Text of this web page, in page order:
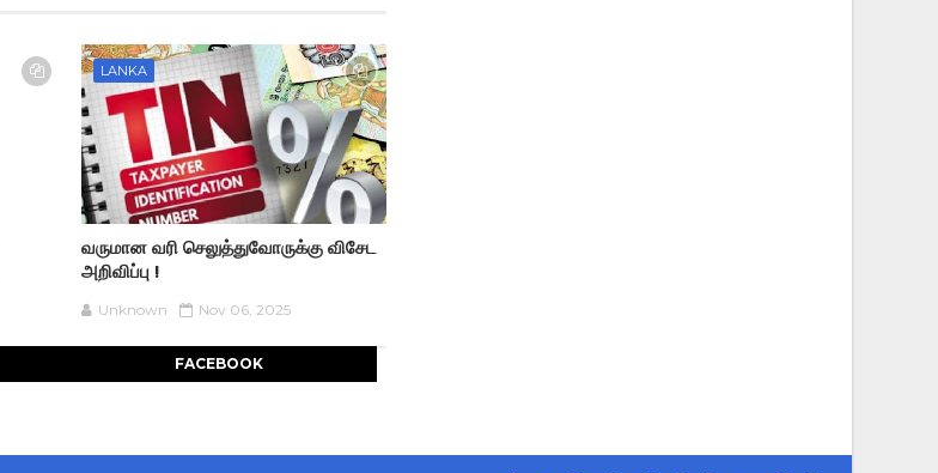
LANKA
வருமான வரி செலுத்துவோருக்கு விசேட
அறிவிப்பு !
Unknown Nov 06, 2025
FACEBOOK